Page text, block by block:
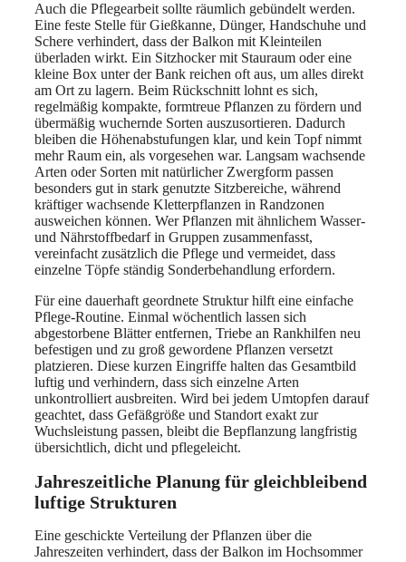
Auch die Pflegearbeit sollte räumlich gebündelt werden.
Eine feste Stelle für Gießkanne, Dünger, Handschuhe und
Schere verhindert, dass der Balkon mit Kleinteilen
überladen wirkt. Ein Sitzhocker mit Stauraum oder eine
kleine Box unter der Bank reichen oft aus, um alles direkt
am Ort zu lagern. Beim Rückschnitt lohnt es sich,
regelmäßig kompakte, formtreue Pflanzen zu fördern und
übermäßig wuchernde Sorten auszusortieren. Dadurch
bleiben die Höhenabstufungen klar, und kein Topf nimmt
mehr Raum ein, als vorgesehen war. Langsam wachsende
Arten oder Sorten mit natürlicher Zwergform passen
besonders gut in stark genutzte Sitzbereiche, während
kräftiger wachsende Kletterpflanzen in Randzonen
ausweichen können. Wer Pflanzen mit ähnlichem Wasser-
und Nährstoffbedarf in Gruppen zusammenfasst,
vereinfacht zusätzlich die Pflege und vermeidet, dass
einzelne Töpfe ständig Sonderbehandlung erfordern.
Für eine dauerhaft geordnete Struktur hilft eine einfache
Pflege-Routine. Einmal wöchentlich lassen sich
abgestorbene Blätter entfernen, Triebe an Rankhilfen neu
befestigen und zu groß gewordene Pflanzen versetzt
platzieren. Diese kurzen Eingriffe halten das Gesamtbild
luftig und verhindern, dass sich einzelne Arten
unkontrolliert ausbreiten. Wird bei jedem Umtopfen darauf
geachtet, dass Gefäßgröße und Standort exakt zur
Wuchsleistung passen, bleibt die Bepflanzung langfristig
übersichtlich, dicht und pflegeleicht.
Jahreszeitliche Planung für gleichbleibend
luftige Strukturen
Eine geschickte Verteilung der Pflanzen über die
Jahreszeiten verhindert, dass der Balkon im Hochsommer